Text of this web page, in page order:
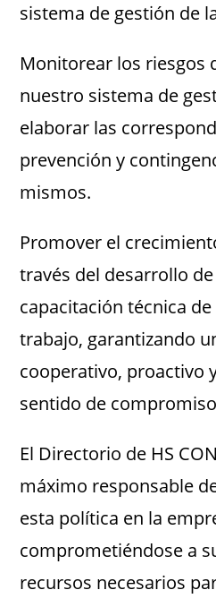
sistema de gestión de
Monitorear los riesgos
nuestro sistema de
elaborar las
prevención y
mismos.
Promover el
través del desarrollo
capacitación técnica
trabajo, garantizando
cooperativo, proactivo
sentido de
El Directorio de HS
máximo responsable
esta política en la
comprometiéndose a
recursos necesarios